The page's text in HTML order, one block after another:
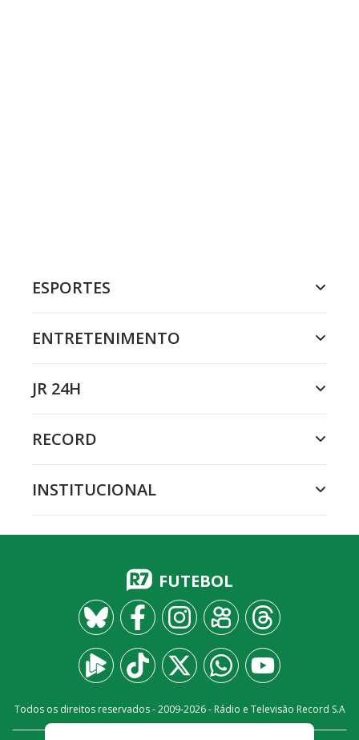
ESPORTES
ENTRETENIMENTO
JR 24H
RECORD
INSTITUCIONAL
FUTEBOL
Todos os direitos reservados - 2009-2026- Rádio e Televisão Record S.A